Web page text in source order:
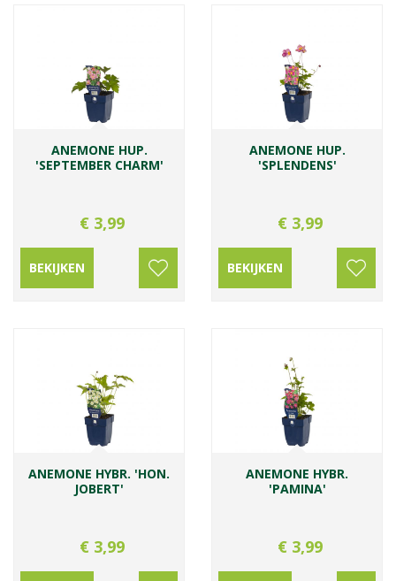
ANEMONE HUP.
'SEPTEMBER CHARM'
€ 3,99
BEKIJKEN
ANEMONE HUP.
'SPLENDENS'
€ 3,99
BEKIJKEN
ANEMONE HYBR. 'HON.
JOBERT'
€ 3,99
ANEMONE HYBR.
'PAMINA'
€ 3,99